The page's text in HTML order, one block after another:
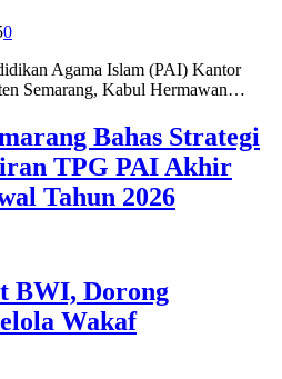
0
Agama Islam (PAI) Kantor
Semarang, Kabul Hermawan…
Bahas Strategi
TPG PAI Akhir
Tahun 2026
BWI, Dorong
Wakaf